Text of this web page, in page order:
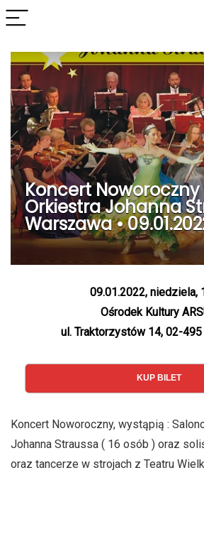
Koncert
Orkiestra Johanna
Warszawa •
09.01.2022, niedziela,
Ośrodek Kultury
ul. Traktorzystów 14, 02-
KUP BILET
Koncert Noworoczny, wystąpią :
Johanna Straussa ( 16 osób ) oraz
oraz tancerze w strojach z Teatru